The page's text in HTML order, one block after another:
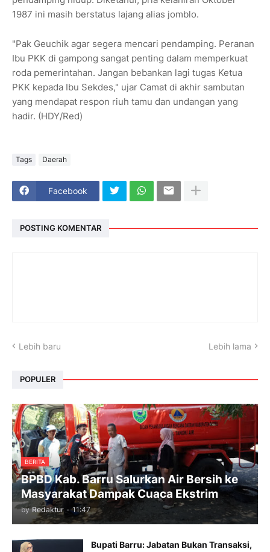
1987 ini masih berstatus lajang alias jomblo.
"Pak Geuchik agar segera mencari pendamping. Peranan
Ibu PKK di gampong sangat penting dalam memperkuat
roda pemerintahan. Jangan bebankan lagi tugas Ketua
PKK kepada Ibu Sekdes," ujar Camat di akhir sambutan
yang mendapat respon riuh tamu dan undangan yang
hadir. (HDY/Red)
Tags Daerah
Facebook
POSTING KOMENTAR
Lebih baru Lebih lama
POPULER
BERITA
BPBD Kab. Barru Salurkan Air Bersih ke
Masyarakat Dampak Cuaca Ekstrim
by Redaktur - 11:47
Bupati Barru: Jabatan Bukan Transaksi,